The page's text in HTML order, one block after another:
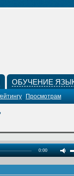
ОБУЧЕНИЕ
Просмотрам
0:00